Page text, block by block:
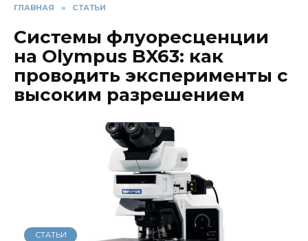
ГЛАВНАЯ » СТАТЬИ
Системы флуоресценции
на Olympus BX63: как
проводить эксперименты с
высоким разрешением
СТАТЬИ